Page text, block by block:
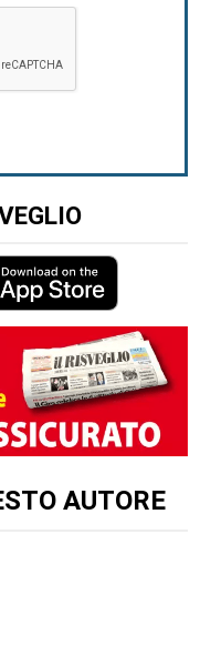
AUTORE